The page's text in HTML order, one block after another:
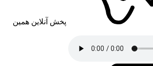
پخش آنلاین همین